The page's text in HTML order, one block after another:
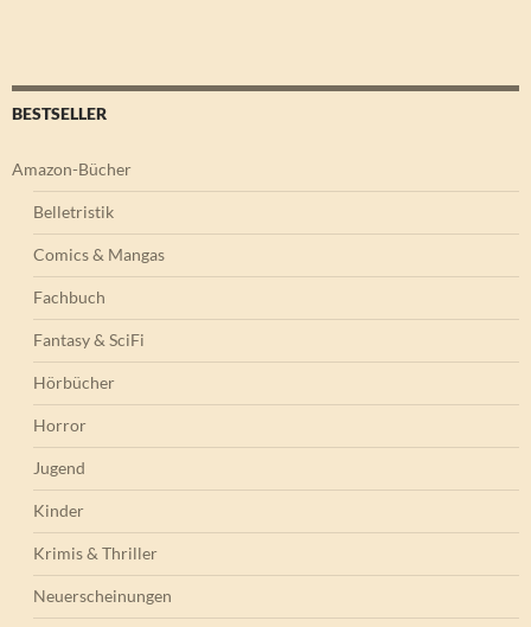
BESTSELLER
Amazon-Bücher
Belletristik
Comics & Mangas
Fachbuch
Fantasy & SciFi
Hörbücher
Horror
Jugend
Kinder
Krimis & Thriller
Neuerscheinungen